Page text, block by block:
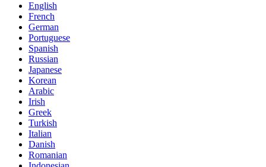
English
French
German
Portuguese
Spanish
Russian
Japanese
Korean
Arabic
Irish
Greek
Turkish
Italian
Danish
Romanian